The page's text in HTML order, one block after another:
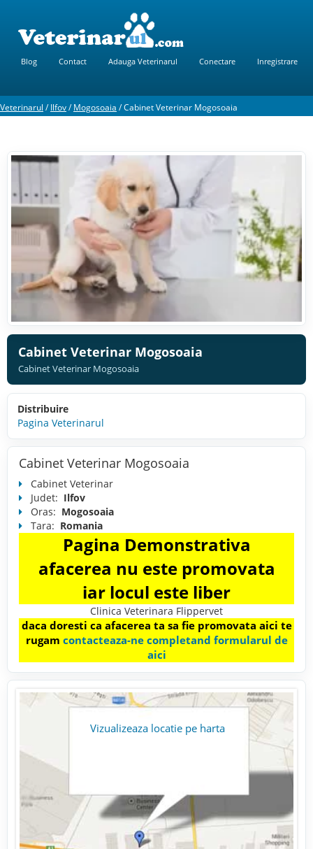
Blog Contact Adauga Veterinarul Conectare Inregistrare
Veterinarul /Ilfov/Mogosoaia /Cabinet Veterinar Mogosoaia
Cabinet Veterinar Mogosoaia
Cabinet Veterinar Mogosoaia
Distribuire
Pagina Veterinarul
Cabinet Veterinar Mogosoaia
Cabinet Veterinar
Judet: Ilfov
Oras: Mogosoaia
Tara: Romania
Pagina Demonstrativa
afacerea nu este promovata
iar locul este liber
Clinica Veterinara Flippervet
daca doresti ca afacerea ta sa fie promovata aici te
rugam contacteaza-ne completand formularul de
aici
Vizualizeaza locatie pe harta